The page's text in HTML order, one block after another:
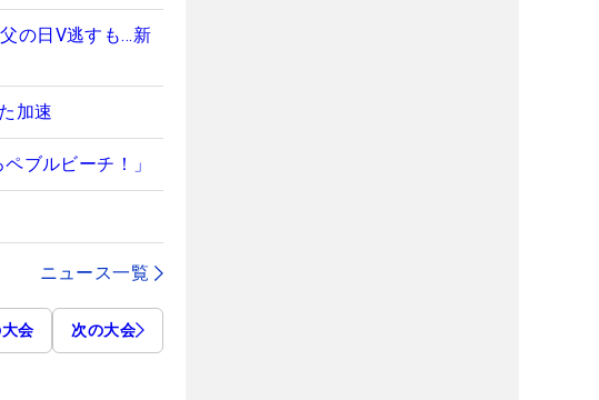
の日V逃すも…新
加速
ブルビーチ！」
ニュース一覧
会 次の大会